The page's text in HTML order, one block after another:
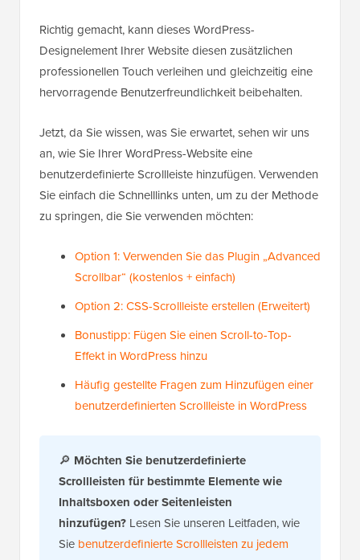
Richtig gemacht, kann dieses WordPress-
Designelement Ihrer Website diesen zusätzlichen
professionellen Touch verleihen und gleichzeitig eine
hervorragende Benutzerfreundlichkeit beibehalten.
Jetzt, da Sie wissen, was Sie erwartet, sehen wir uns
an, wie Sie Ihrer WordPress-Website eine
benutzerdefinierte Scrollleiste hinzufügen. Verwenden
Sie einfach die Schnelllinks unten, um zu der Methode
zu springen, die Sie verwenden möchten:
Option 1: Verwenden Sie das Plugin „Advanced
Scrollbar“ (kostenlos + einfach)
Option 2: CSS-Scrollleiste erstellen (Erweitert)
Bonustipp: Fügen Sie einen Scroll-to-Top-
Effekt in WordPress hinzu
Häufig gestellte Fragen zum Hinzufügen einer
benutzerdefinierten Scrollleiste in WordPress
🔎 Möchten Sie benutzerdefinierte
Scrollleisten für bestimmte Elemente wie
Inhaltsboxen oder Seitenleisten
hinzufügen? Lesen Sie unseren Leitfaden, wie
Sie benutzerdefinierte Scrollleisten zu jedem